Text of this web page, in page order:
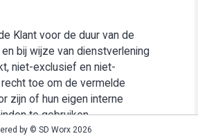
Klant voor de duur van de
bij wijze van dienstverlening
niet-exclusief en niet-
toe om de vermelde
zijn of hun eigen interne
te gebruiken
by © SD Worx 2026